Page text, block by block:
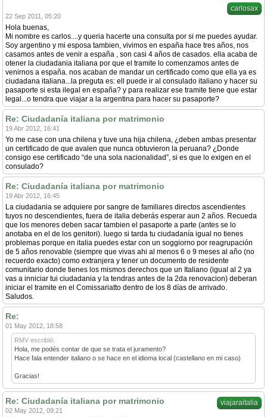
carlosax
22 Sep 2011, 05:20
Hola buenas,
Mi nombre es carlos....y queria hacerte una consulta por si me puedes ayudar.
Soy argentino y mi esposa tambien, vivimos en españa hace tres años, nos
casamos antes de venir a españa , son casi 4 años de casados. ella acaba de
otener la ciudadania italiana por que el tramite lo comenzamos antes de
venirnos a españa. nos acaban de mandar un certificado como que ella ya es
ciudadana italiana...la preguta es: ell puede ir al consulado italiano y hacer su
pasaporte si esta ilegal en españa? y para realizar ese tramite tiene que estar
legal...o tendra que viajar a la argentina para hacer su pasaporte?
Re: Ciudadanía italiana por matrimonio
19 Abr 2012, 16:41
Yo me case con una chilena y tuve una hija chilena, ¿deben ambas presentar
un certificado de que avalen que nunca obtuvieron la peruana? ¿Donde
consigo ese certificado “de una sola nacionalidad”, si es que lo exigen en el
consulado?
Re: Ciudadanía italiana por matrimonio
19 Abr 2012, 16:45
La ciudadania se adquiere por sangre de familiares directos ascendientes
tuyos no descendientes, fuera de italia deberás esperar aun 2 años. Recueda
que los menores deben sacar tambien el pasaporte a parte (antes se lo
anotaba en el de los genitori). luego si tarda tu ciudadanía igual no tienes
problemas porque en italia puedes estar con un soggiorno por reagrupación
de 5 años renovable (siempre que vivas ahi al menos 6 o 9 meses al año (no
recuerdo exacto) como extranjera y tener un documento de residente
comunitario donde tienes los mismos derechos que un Italiano (igual al 2 ya
vas a inniciar tui ciudadania y la tendras antes de la 2da renovacion) deberan
iniciar el tramite en el Comissariatto dentro de los 8 días de arrivado.
Saludos.
Re:
01 May 2012, 18:58
RMV escribió:
Hola, me podés contar de que se trata el juramento?
Hace fala entender italiano o se hace en el idioma local (castellano en mi caso)
Gracias!
viajaraitalia
Re: Ciudadanía italiana por matrimonio
02 May 2012, 09:21